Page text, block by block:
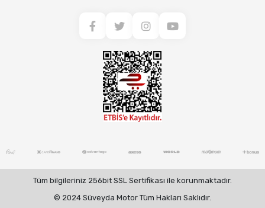
Tüm bilgileriniz 256bit SSL Sertifikası ile korunmaktadır.
© 2024 Süveyda Motor Tüm Hakları Saklıdır.